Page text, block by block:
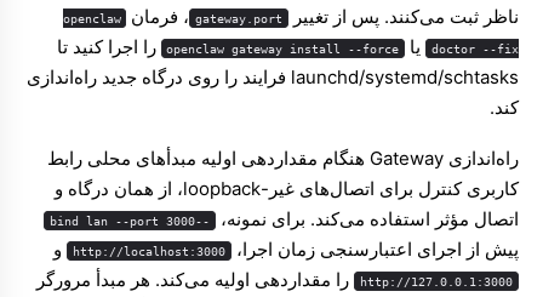
ناظر ثبت می‌کنند. پس از تغییر
gateway.port ، فرمان openclaw
doctor --fix یا openclaw gateway install --force
را اجرا کنید تا
launchd/systemd/schtasks فرایند را روی درگاه جدید راه‌اندازی
کند.
راه‌اندازی Gateway هنگام مقداردهی اولیه مبدأهای محلی رابط
کاربری کنترل برای اتصال‌های غیر-loopback، از همان درگاه و
اتصال مؤثر استفاده می‌کند. برای نمونه،
--bind lan --port 3000
پیش از اجرای اعتبارسنجی زمان اجرا، http://localhost:3000 و
http://127.0.0.1:3000 را مقداردهی اولیه می‌کند. هر مبدأ مرورگر